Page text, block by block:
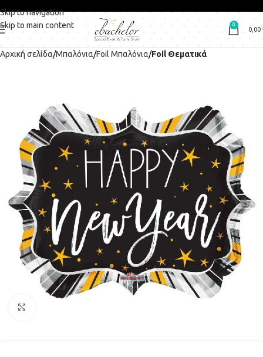
Skip to navigation
Skip to main content
0
0,00
Αρχική σελίδα Μπαλόνια Foil Μπαλόνια Foil Θεματικά